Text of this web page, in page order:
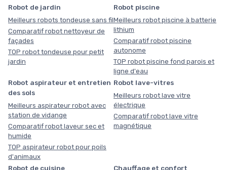
Robot de jardin
Meilleurs robots tondeuse sans fil
Comparatif robot nettoyeur de
façades
TOP robot tondeuse pour petit
jardin
Robot piscine
Meilleurs robot piscine à batterie
lithium
Comparatif robot piscine
autonome
TOP robot piscine fond parois et
ligne d'eau
Robot aspirateur et entretien
des sols
Meilleurs aspirateur robot avec
station de vidange
Comparatif robot laveur sec et
humide
TOP aspirateur robot pour poils
d'animaux
Robot lave-vitres
Meilleurs robot lave vitre
électrique
Comparatif robot lave vitre
magnétique
Robot de cuisine
Chauffage et confort